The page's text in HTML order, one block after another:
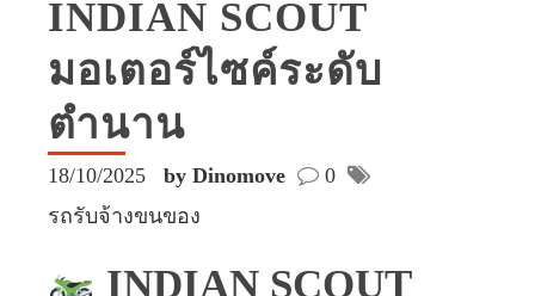
INDIAN SCOUT
มอเตอร์ไซค์ระดับ
ตำนาน
18/10/2025 by Dinomove
0
รถรับจ้างขนของ
INDIAN SCOUT